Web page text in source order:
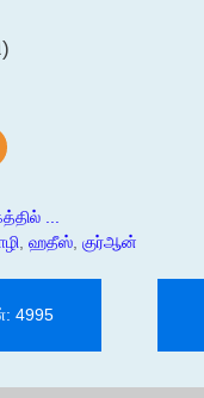
...
,ஹதீஸ் ,குர்ஆன்
4995